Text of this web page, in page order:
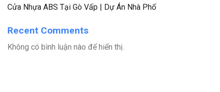
Cửa Nhựa ABS Tại Gò Vấp | Dự Án Nhà Phố
Recent Comments
Không có bình luận nào để hiển thị.